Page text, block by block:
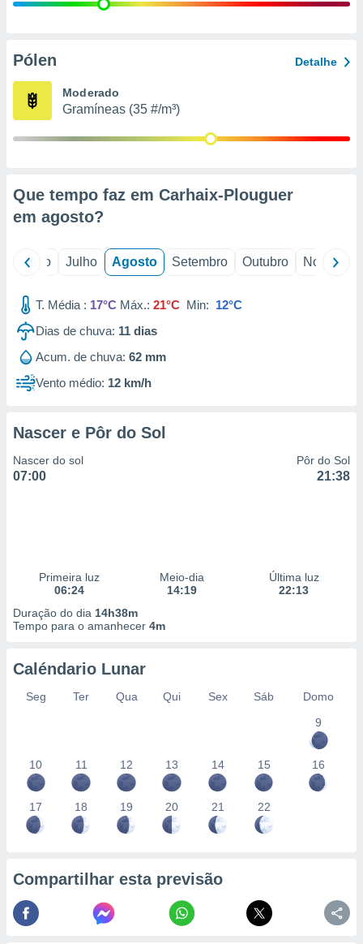
e
de
Pólen Detalhe
Moderado
Gramíneas (35 #/m³)
Que tempo faz em Carhaix-Plouguer
em agosto?
Junho Julho Agosto Setembro Outubro Novembro
T. Média : 17°C Máx.: 21°C Min: 12°C
Dias de chuva: 11 dias
Acum. de chuva: 62 mm
Vento médio: 12 km/h
Nascer e Pôr do Sol
Nascer do sol
07:00
Pôr do Sol
21:38
Primeira luz
06:24
Meio-dia
14:19
Última luz
22:13
Duração do dia 14h38m
Tempo para o amanhecer 4m
Caléndario Lunar
Seg Ter Qua Qui Sex Sáb
Domo
9
10 11 12 13 14 15 16
17 18 19 20 21 22
Compartilhar esta previsão